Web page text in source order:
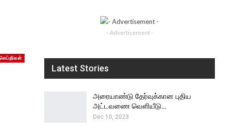
செய்திகள்
- Advertisement -
Latest Stories
அரையாண்டு தேர்வுக்கான புதிய
அட்டவணை வெளியீடு…
Dec 10, 2023